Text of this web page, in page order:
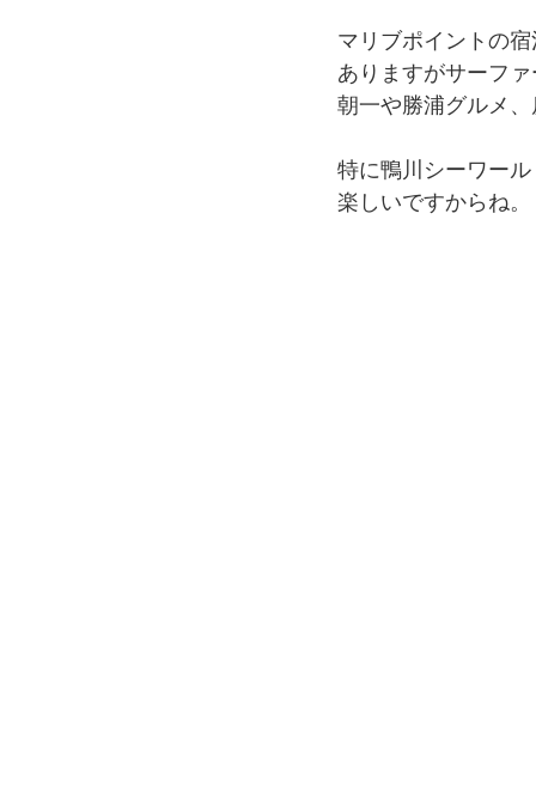
マリブポイントの
ありますがサーファ
朝一や勝浦グルメ
特に鴨川シーワール
楽しいですからね。